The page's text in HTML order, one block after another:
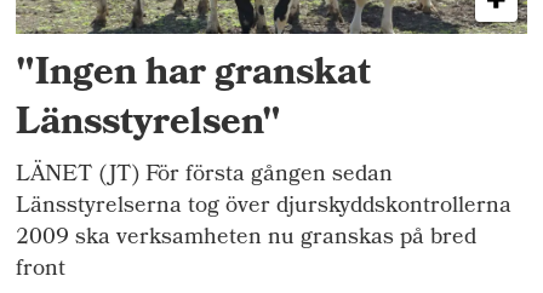
"Ingen har granskat
Länsstyrelsen"
LÄNET (JT) För första gången sedan
Länsstyrelserna tog över djurskyddskontrollerna
2009 ska verksamheten nu granskas på bred
front